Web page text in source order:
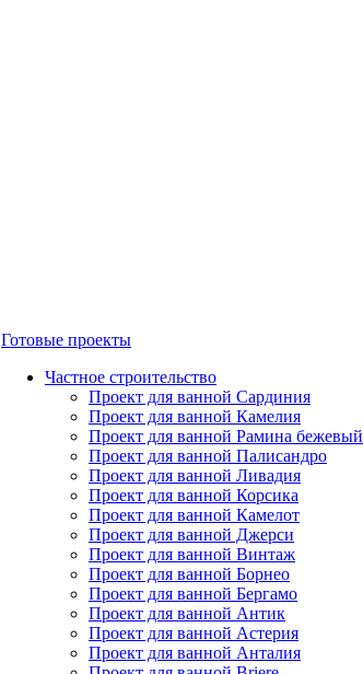
Готовые проекты
Частное строительство
Проект для ванной Сардиния
Проект для ванной Камелия
Проект для ванной Рамина бежевый
Проект для ванной Палисандро
Проект для ванной Ливадия
Проект для ванной Корсика
Проект для ванной Камелот
Проект для ванной Джерси
Проект для ванной Винтаж
Проект для ванной Борнео
Проект для ванной Бергамо
Проект для ванной Антик
Проект для ванной Астерия
Проект для ванной Анталия